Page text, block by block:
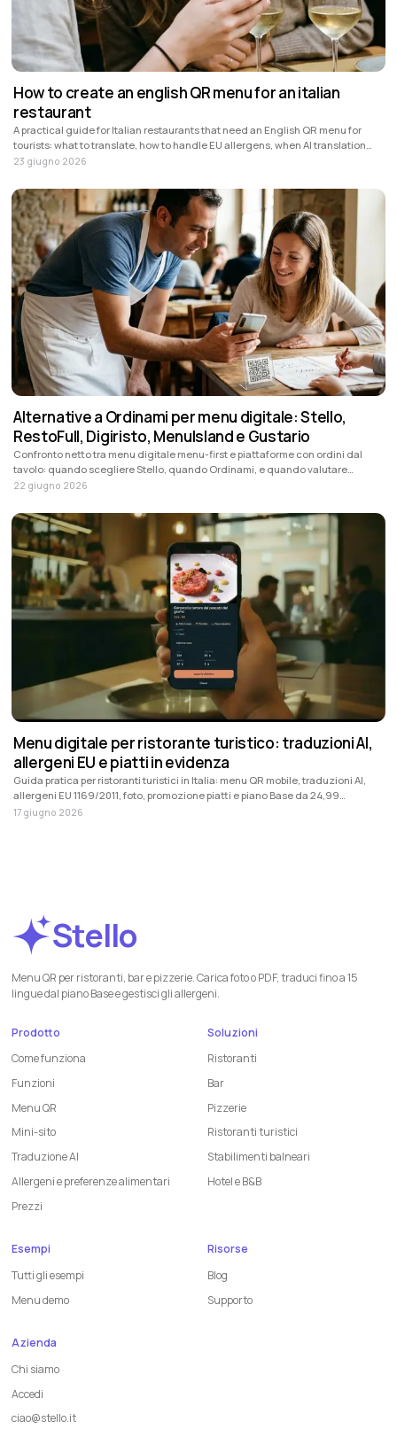
How to create an english QR menu for an italian
restaurant
A practical guide for Italian restaurants that need an English QR menu for
tourists: what to translate, how to handle EU allergens, when AI translation
helps and how Stello fits.
23 giugno 2026
Alternative a Ordinami per menu digitale: Stello,
RestoFull, Digiristo, MenuIsland e Gustario
Confronto netto tra menu digitale menu-first e piattaforme con ordini dal
tavolo: quando scegliere Stello, quando Ordinami, e quando valutare
RestoFull, Digiristo, MenuIsland o Gustario.
22 giugno 2026
Menu digitale per ristorante turistico: traduzioni AI,
allergeni EU e piatti in evidenza
Guida pratica per ristoranti turistici in Italia: menu QR mobile, traduzioni AI,
allergeni EU 1169/2011, foto, promozione piatti e piano Base da 24,99
EUR/mese + IVA.
17 giugno 2026
Stello
Menu QR per ristoranti, bar e pizzerie. Carica foto o PDF, traduci fino a 15
lingue dal piano Base e gestisci gli allergeni.
Prodotto
Come funziona
Funzioni
Menu QR
Mini-sito
Traduzione AI
Allergeni e preferenze alimentari
Prezzi
Soluzioni
Ristoranti
Bar
Pizzerie
Ristoranti turistici
Stabilimenti balneari
Hotel e B&B
Esempi
Tutti gli esempi
Menu demo
Risorse
Blog
Supporto
Azienda
Chi siamo
Accedi
ciao@stello.it